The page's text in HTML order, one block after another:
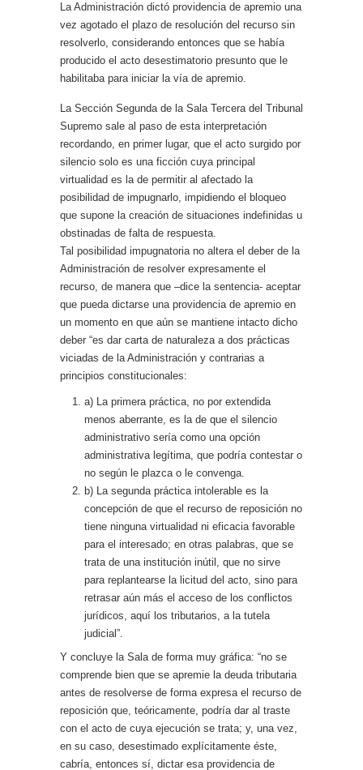
La Administración dictó providencia de apremio una
vez agotado el plazo de resolución del recurso sin
resolverlo, considerando entonces que se había
producido el acto desestimatorio presunto que le
habilitaba para iniciar la vía de apremio.
La Sección Segunda de la Sala Tercera del Tribunal
Supremo sale al paso de esta interpretación
recordando, en primer lugar, que el acto surgido por
silencio solo es una ficción cuya principal
virtualidad es la de permitir al afectado la
posibilidad de impugnarlo, impidiendo el bloqueo
que supone la creación de situaciones indefinidas u
obstinadas de falta de respuesta.
Tal posibilidad impugnatoria no altera el deber de la
Administración de resolver expresamente el
recurso, de manera que –dice la sentencia- aceptar
que pueda dictarse una providencia de apremio en
un momento en que aún se mantiene intacto dicho
deber “es dar carta de naturaleza a dos prácticas
viciadas de la Administración y contrarias a
principios constitucionales:
a) La primera práctica, no por extendida
menos aberrante, es la de que el silencio
administrativo sería como una opción
administrativa legítima, que podría contestar o
no según le plazca o le convenga.
b) La segunda práctica intolerable es la
concepción de que el recurso de reposición no
tiene ninguna virtualidad ni eficacia favorable
para el interesado; en otras palabras, que se
trata de una institución inútil, que no sirve
para replantearse la licitud del acto, sino para
retrasar aún más el acceso de los conflictos
jurídicos, aquí los tributarios, a la tutela
judicial”.
Y concluye la Sala de forma muy gráfica: “no se
comprende bien que se apremie la deuda tributaria
antes de resolverse de forma expresa el recurso de
reposición que, teóricamente, podría dar al traste
con el acto de cuya ejecución se trata; y, una vez,
en su caso, desestimado explícitamente éste,
cabría, entonces sí, dictar esa providencia de